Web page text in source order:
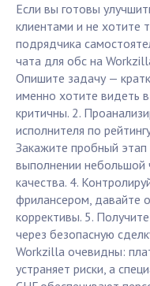
Если вы готовы
клиентами и не хотите
подрядчика
чата для обс на
Опишите задачу —
именно хотите видеть
критичны. 2.
исполнителя по
Закажите пробный
выполнении небольшой
качества. 4.
фрилансером, давайте
коррективы. 5.
через безопасную
Workzilla очевидны:
устраняет риски, а